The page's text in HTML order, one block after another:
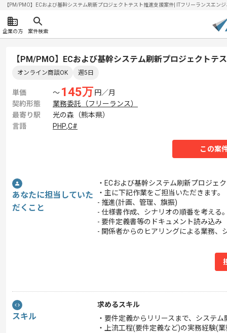
【PM/PMO】ECおよび基幹システム刷新プロジェクトテスト推進支援案件| ITフリーランスエ
企業の方 案件検索
【PM/PMO】ECおよび基幹システム刷新プロジェクトテ
オンライン商談OK 週5日
単価 〜 145万 円／月
契約形態
業務委託（フリーランス）
最寄り駅
光の森（熊本県）
言語
PHP,C#
この案
あなたに担当していた
だくこと
・ECおよび基幹システム刷新プロジェ
・主に下記作業をご担当いただきます。
- 推進(計画、管理、旗振)
- 仕様書作成、シナリオの順番を考える
- 要件定義書等のドキュメント読み込み
- 関係者からのヒアリングによる業務、
スキル
求めるスキル
・要件定義からリリースまで、システ
・上流工程(要件定義など)の実務経験(